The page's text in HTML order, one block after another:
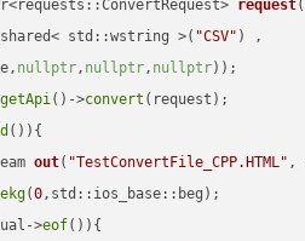
request(
std::wstring >(
"CSV" )
nullptr, nullptr, nullptr))
getApi()->convert
()){
out( "TestConvertFile_CPP.HTML" ,
(0,std::ios_base::beg);
>eof()){